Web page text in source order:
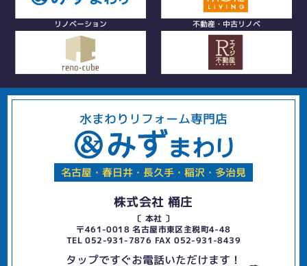
リノベーション 不動産・中古リノベ
水まわりリフォーム専門店
名古屋・春日井・長久手・稲沢・多治見
株式会社 桶庄
〔 本社 〕
〒461-0018 名古屋市東区主税町4-48
TEL 052-931-7876 FAX 052-931-8439
タップですぐお電話いただけます！